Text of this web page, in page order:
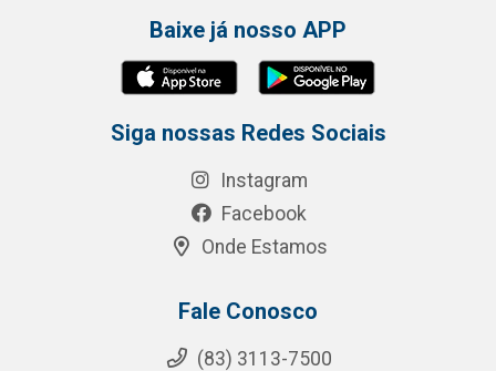
Baixe já nosso APP
Siga nossas Redes Sociais
Instagram
Facebook
Onde Estamos
Fale Conosco
(83) 3113-7500